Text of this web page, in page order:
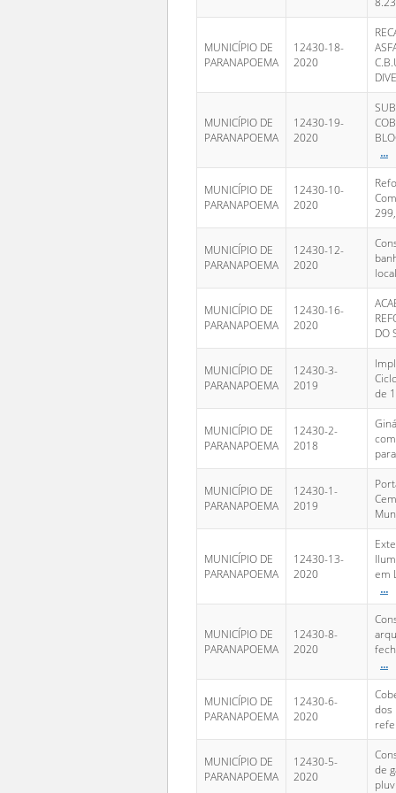
MUNICÍPIO DE
PARANAPOEMA
12430-18-
2020
MUNICÍPIO DE
PARANAPOEMA
12430-19-
2020
...
MUNICÍPIO DE
PARANAPOEMA
12430-10-
2020
MUNICÍPIO DE
PARANAPOEMA
12430-12-
2020
MUNICÍPIO DE
PARANAPOEMA
12430-16-
2020
DO
MUNICÍPIO DE
PARANAPOEMA
12430-3-
2019
de
MUNICÍPIO DE
PARANAPOEMA
12430-2-
2018
MUNICÍPIO DE
PARANAPOEMA
12430-1-
2019
MUNICÍPIO DE
PARANAPOEMA
12430-13-
2020
em
...
MUNICÍPIO DE
PARANAPOEMA
12430-8-
2020
...
MUNICÍPIO DE
PARANAPOEMA
12430-6-
2020
dos
MUNICÍPIO DE
PARANAPOEMA
12430-5-
2020
de